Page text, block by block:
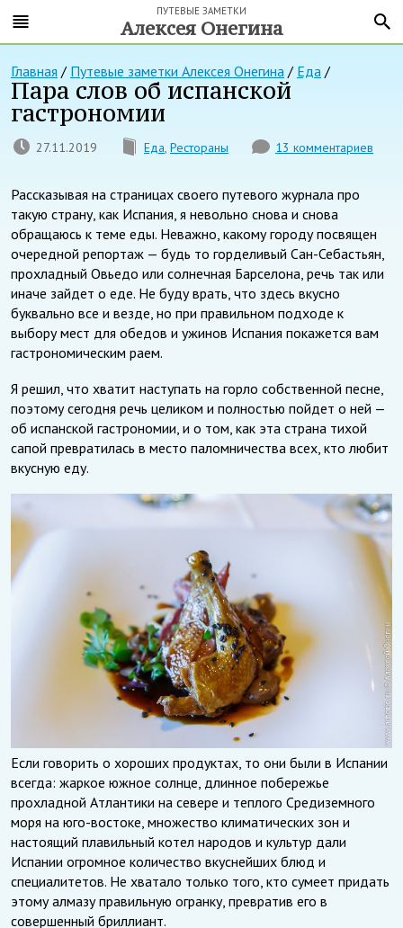
ПУТЕВЫЕ ЗАМЕТКИ
Алексея Онегина
Главная / Путевые заметки Алексея Онегина / Еда /
Пара слов об испанской
гастрономии
27.11.2019 Еда, Рестораны 13 комментариев
Рассказывая на страницах своего путевого журнала про
такую страну, как Испания, я невольно снова и снова
обращаюсь к теме еды. Неважно, какому городу посвящен
очередной репортаж — будь то горделивый Сан-Себастьян,
прохладный Овьедо или солнечная Барселона, речь так или
иначе зайдет о еде. Не буду врать, что здесь вкусно
буквально все и везде, но при правильном подходе к
выбору мест для обедов и ужинов Испания покажется вам
гастрономическим раем.
Я решил, что хватит наступать на горло собственной песне,
поэтому сегодня речь целиком и полностью пойдет о ней —
об испанской гастрономии, и о том, как эта страна тихой
сапой превратилась в место паломничества всех, кто любит
вкусную еду.
Если говорить о хороших продуктах, то они были в Испании
всегда: жаркое южное солнце, длинное побережье
прохладной Атлантики на севере и теплого Средиземного
моря на юго-востоке, множество климатических зон и
настоящий плавильный котел народов и культур дали
Испании огромное количество вкуснейших блюд и
специалитетов. Не хватало только того, кто сумеет придать
этому алмазу правильную огранку, превратив его в
совершенный бриллиант.